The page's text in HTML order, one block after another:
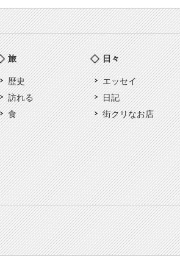
旅
歴史
訪れる
食
日々
エッセイ
日記
街クリなお店